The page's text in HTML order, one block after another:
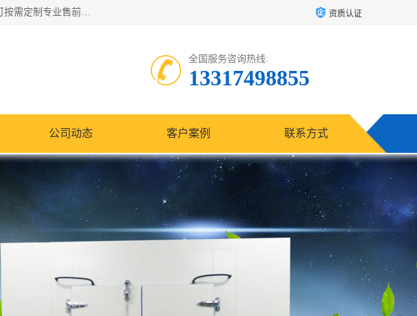
湖南兰思仪器有限公司是一家从事检测仪器研发生产销售和维修保养服务的综合型企业，产品符合国际标准可按需定制专业售前售后工程师，主要有门窗性能体验箱、门窗隔音展示箱、恒温恒湿试验箱、步入式恒温恒湿房、高低温试验箱、老化试验箱、老化试验房、恒温恒湿培养箱、水泥标准养护试验箱、电热鼓风干燥试验箱、真空干燥箱、工业烤箱、盐雾腐蚀试验箱等。 资质认证
全国服务咨询热线:
13317498855
公司动态 客户案例 联系方式